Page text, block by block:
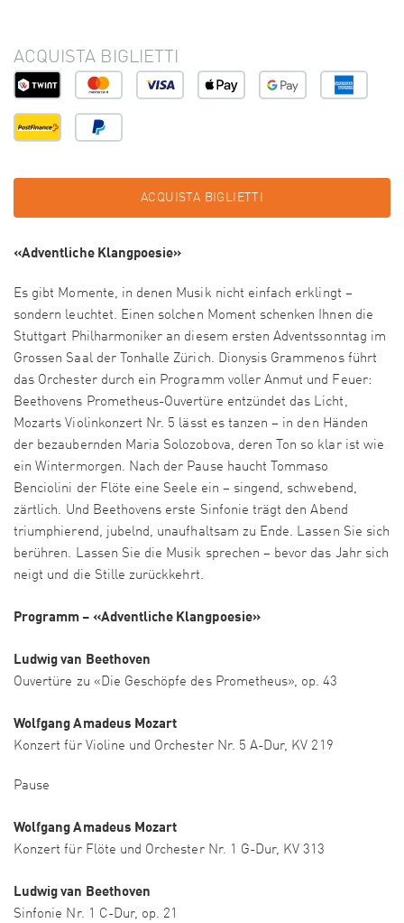
ACQUISTA BIGLIETTI
ACQUISTA BIGLIETTI
«Adventliche Klangpoesie»
Es gibt Momente, in denen Musik nicht einfach erklingt –
sondern leuchtet. Einen solchen Moment schenken Ihnen die
Stuttgart Philharmoniker an diesem ersten Adventssonntag im
Grossen Saal der Tonhalle Zürich. Dionysis Grammenos führt
das Orchester durch ein Programm voller Anmut und Feuer:
Beethovens Prometheus-Ouvertüre entzündet das Licht,
Mozarts Violinkonzert Nr. 5 lässt es tanzen – in den Händen
der bezaubernden Maria Solozobova, deren Ton so klar ist wie
ein Wintermorgen. Nach der Pause haucht Tommaso
Benciolini der Flöte eine Seele ein – singend, schwebend,
zärtlich. Und Beethovens erste Sinfonie trägt den Abend
triumphierend, jubelnd, unaufhaltsam zu Ende. Lassen Sie sich
berühren. Lassen Sie die Musik sprechen – bevor das Jahr sich
neigt und die Stille zurückkehrt.
Programm – «Adventliche Klangpoesie»
Ludwig van Beethoven
Ouvertüre zu «Die Geschöpfe des Prometheus», op. 43
Wolfgang Amadeus Mozart
Konzert für Violine und Orchester Nr. 5 A-Dur, KV 219
Pause
Wolfgang Amadeus Mozart
Konzert für Flöte und Orchester Nr. 1 G-Dur, KV 313
Ludwig van Beethoven
Sinfonie Nr. 1 C-Dur, op. 21